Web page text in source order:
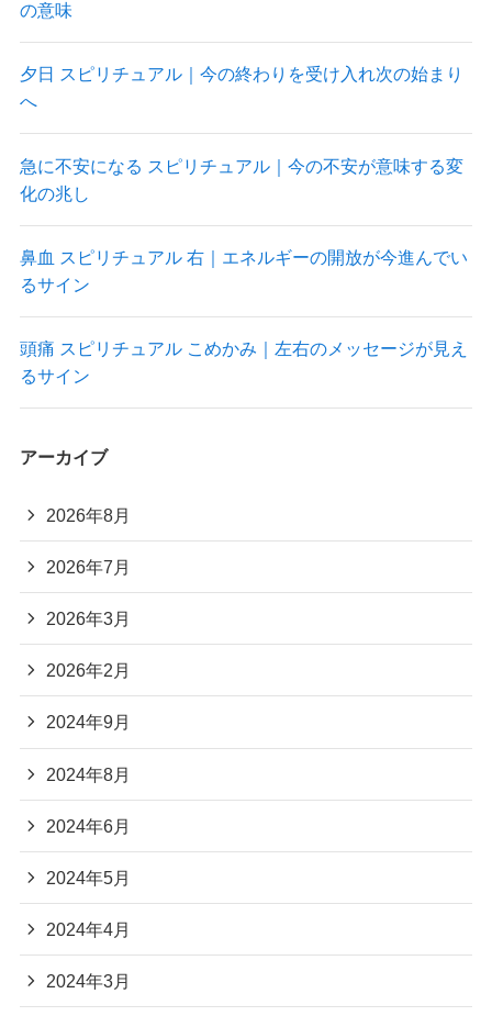
の意味
夕日 スピリチュアル｜今の終わりを受け入れ次の始まり
へ
急に不安になる スピリチュアル｜今の不安が意味する変
化の兆し
鼻血 スピリチュアル 右｜エネルギーの開放が今進んでい
るサイン
頭痛 スピリチュアル こめかみ｜左右のメッセージが見え
るサイン
アーカイブ
2026年8月
2026年7月
2026年3月
2026年2月
2024年9月
2024年8月
2024年6月
2024年5月
2024年4月
2024年3月